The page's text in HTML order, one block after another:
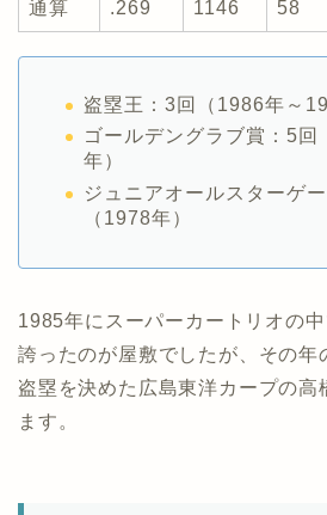
通算 .269 1146 58
盗塁王：3回（1986年～
ゴールデングラブ賞：5
年）
ジュニアオールスターゲ
（1978年）
1985年にスーパーカートリオの
誇ったのが屋敷でしたが、その年
盗塁を決めた広島東洋カープの高
ます。